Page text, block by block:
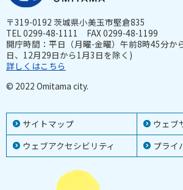
サイトマップ
ウェブ
ウェブアクセシビリティ
プライ
〒319-0192 茨城県小美玉市堅倉835
TEL 0299-48-1111 FAX 0299-48-1199
開庁時間：平日（月曜-金曜）午前8時45分か
日、12月29日から1月3日を除く)
詳しくはこちら
© 2022 Omitama city.